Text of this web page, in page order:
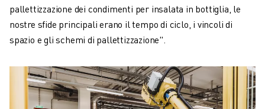
pallettizzazione dei condimenti per insalata in bottiglia, le
nostre sfide principali erano il tempo di ciclo, i vincoli di
spazio e gli schemi di pallettizzazione".